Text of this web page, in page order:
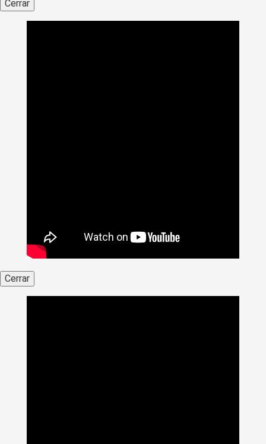
Cerrar
Cerrar